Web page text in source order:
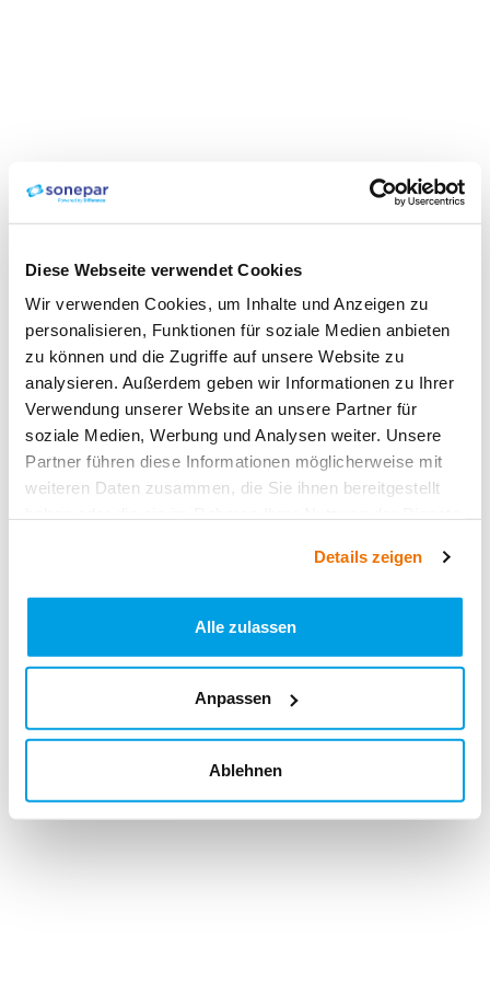
Diese Webseite verwendet Cookies
Wir verwenden Cookies, um Inhalte und Anzeigen zu
personalisieren, Funktionen für soziale Medien anbieten
zu können und die Zugriffe auf unsere Website zu
analysieren. Außerdem geben wir Informationen zu Ihrer
Verwendung unserer Website an unsere Partner für
soziale Medien, Werbung und Analysen weiter. Unsere
Partner führen diese Informationen möglicherweise mit
weiteren Daten zusammen, die Sie ihnen bereitgestellt
Details zeigen
Alle zulassen
Anpassen
Ablehnen